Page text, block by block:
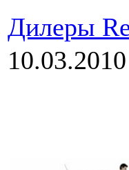
Дилеры